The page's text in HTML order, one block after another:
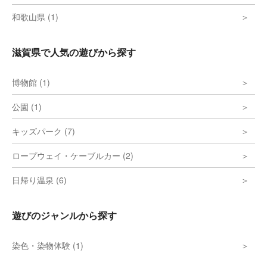
和歌山県 (1)
滋賀県で人気の遊びから探す
博物館 (1)
公園 (1)
キッズパーク (7)
ロープウェイ・ケーブルカー (2)
日帰り温泉 (6)
遊びのジャンルから探す
染色・染物体験 (1)